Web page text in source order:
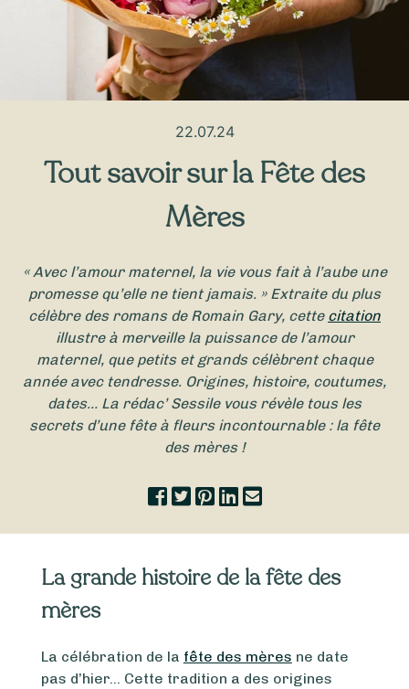
22.07.24
Tout savoir sur la Fête des
Mères
« Avec l’amour maternel, la vie vous fait à l’aube une
promesse qu’elle ne tient jamais. » Extraite du plus
célèbre des romans de Romain Gary, cette citation
illustre à merveille la puissance de l’amour
maternel, que petits et grands célèbrent chaque
année avec tendresse. Origines, histoire, coutumes,
dates… La rédac’ Sessile vous révèle tous les
secrets d’une fête à fleurs incontournable : la fête
des mères !
La grande histoire de la fête des
mères
La célébration de la fête des mères ne date
pas d’hier… Cette tradition a des origines